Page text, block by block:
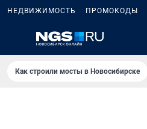
НЕДВИЖИМОСТЬ ПРОМОКОДЫ
Как строили мосты в Новосибирске